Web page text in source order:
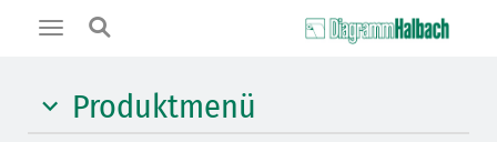
Toggle
Produktmenü